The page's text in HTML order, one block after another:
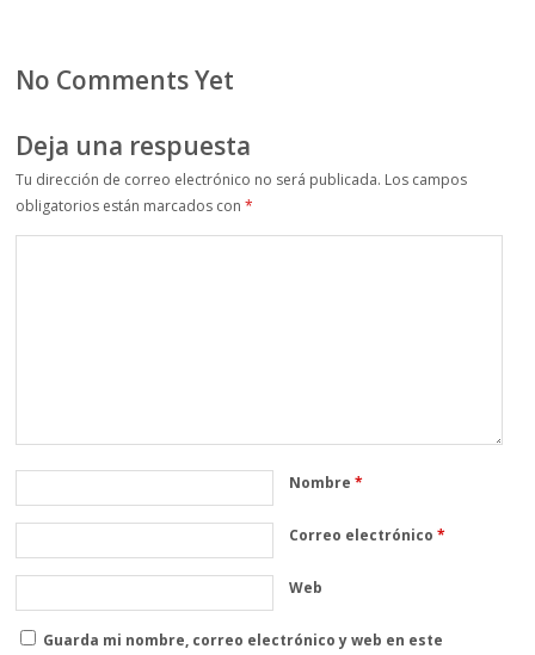
No Comments Yet
Deja una respuesta
Tu dirección de correo electrónico no será publicada. Los campos
obligatorios están marcados con*
Nombre*
Correo electrónico*
Web
Guarda mi nombre, correo electrónico y web en este